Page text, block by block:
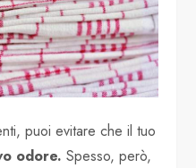
puoi evitare che il tuo
odore.Spesso, però,